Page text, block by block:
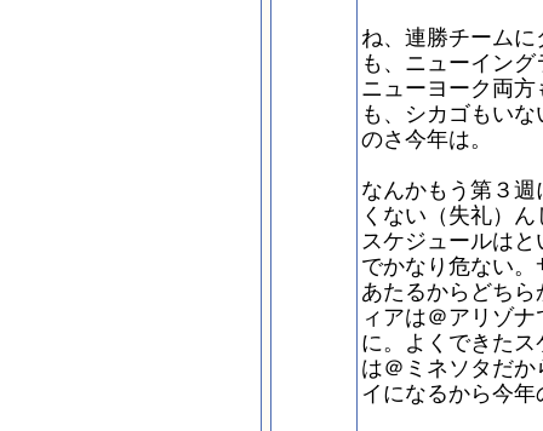
ね、連勝チーム
も、ニューイン
ニューヨーク両
も、シカゴもい
のさ今年は。
なんかもう第３
くない（失礼）
スケジュールは
でかなり危ない
あたるからどち
ィアは＠アリゾ
に。よくできた
は＠ミネソタだ
イになるから今